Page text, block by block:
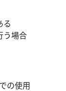
る
う場合
の使用